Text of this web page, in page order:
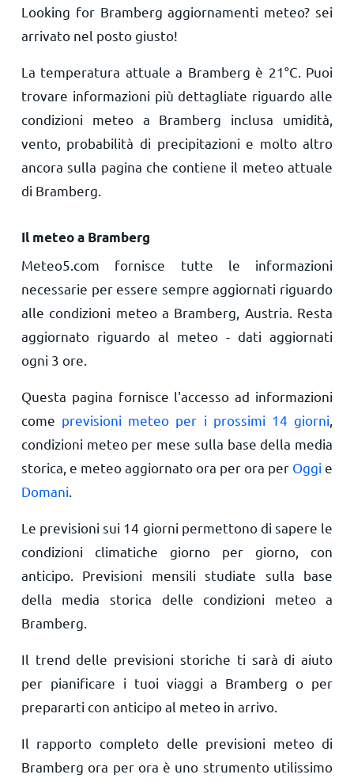
Looking for Bramberg aggiornamenti meteo? sei
arrivato nel posto giusto!
La temperatura attuale a Bramberg è 21°C . Puoi
trovare informazioni più dettagliate riguardo alle
condizioni meteo a Bramberg inclusa umidità,
vento, probabilità di precipitazioni e molto altro
ancora sulla pagina che contiene il meteo attuale
di Bramberg.
Il meteo a Bramberg
Meteo5.com fornisce tutte le informazioni
necessarie per essere sempre aggiornati riguardo
alle condizioni meteo a Bramberg, Austria. Resta
aggiornato riguardo al meteo - dati aggiornati
ogni 3 ore.
Questa pagina fornisce l'accesso ad informazioni
come previsioni meteo per i prossimi 14 giorni
condizioni meteo per mese sulla base della media
storica, e meteo aggiornato ora per ora per Oggi e
Domani
Le previsioni sui 14 giorni permettono di sapere le
condizioni climatiche giorno per giorno, con
anticipo. Previsioni mensili studiate sulla base
della media storica delle condizioni meteo a
Bramberg.
Il trend delle previsioni storiche ti sarà di aiuto
per pianificare i tuoi viaggi a Bramberg o per
prepararti con anticipo al meteo in arrivo.
Il rapporto completo delle previsioni meteo di
Bramberg ora per ora è uno strumento utilissimo